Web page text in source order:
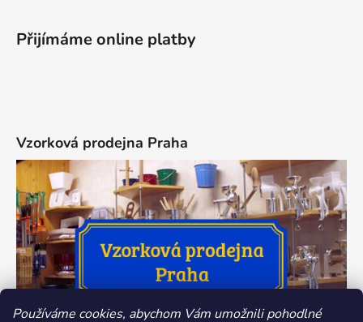
Používáme cookies, abychom Vám umožnili pohodlné
Přijímáme online platby
Vzorková prodejna Praha